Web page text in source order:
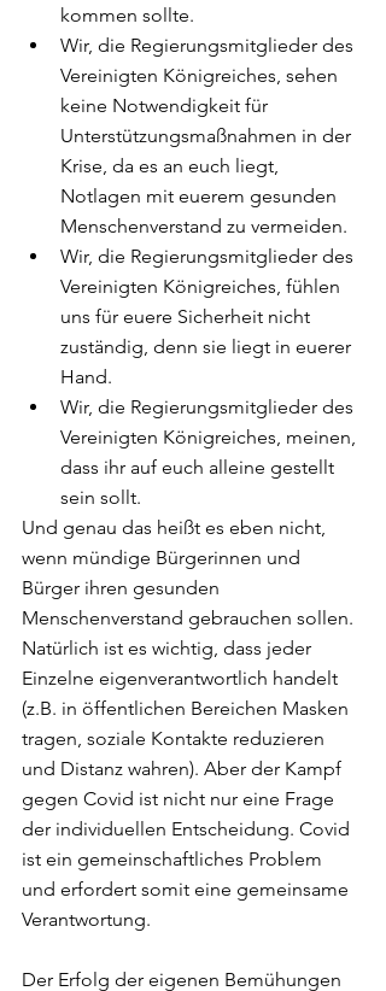
kommen sollte.
Wir, die Regierungsmitglieder des
Vereinigten Königreiches, sehen
keine Notwendigkeit für
Unterstützungsmaßnahmen in der
Krise, da es an euch liegt,
Notlagen mit euerem gesunden
Menschenverstand zu vermeiden.
Wir, die Regierungsmitglieder des
Vereinigten Königreiches, fühlen
uns für euere Sicherheit nicht
zuständig, denn sie liegt in euerer
Hand.
Wir, die Regierungsmitglieder des
Vereinigten Königreiches, meinen,
dass ihr auf euch alleine gestellt
sein sollt.
Und genau das heißt es eben nicht,
wenn mündige Bürgerinnen und
Bürger ihren gesunden
Menschenverstand gebrauchen sollen.
Natürlich ist es wichtig, dass jeder
Einzelne eigenverantwortlich handelt
(z.B. in öffentlichen Bereichen Masken
tragen, soziale Kontakte reduzieren
und Distanz wahren). Aber der Kampf
gegen Covid ist nicht nur eine Frage
der individuellen Entscheidung. Covid
ist ein gemeinschaftliches Problem
und erfordert somit eine gemeinsame
Verantwortung.
Der Erfolg der eigenen Bemühungen